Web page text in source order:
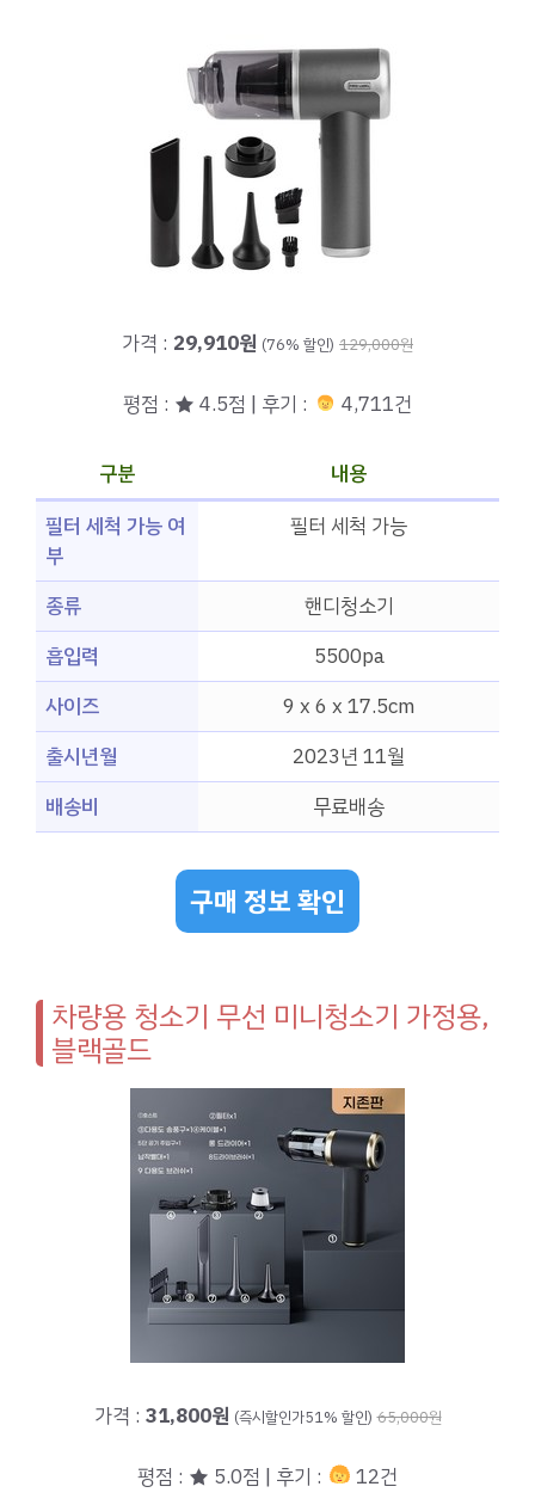
가격 : 29,910원 (76% 할인) 129,000원
평점 : ★ 4.5점 | 후기 : 4,711건
구분
내용
필터 세척 가능 여
부
필터 세척 가능
종류
핸디청소기
흡입력
5500pa
사이즈
9 x 6 x 17.5cm
출시년월
2023년 11월
배송비
무료배송
구매 정보 확인
차량용 청소기 무선 미니청소기 가정용,
블랙골드
가격 : 31,800원 (즉시할인가51% 할인) 65,000원
평점 : ★ 5.0점 | 후기 : 12건